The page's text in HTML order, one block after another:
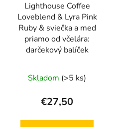
Lighthouse Coffee
Loveblend & Lyra Pink
Ruby & sviečka a med
priamo od včelára:
darčekový balíček
Skladom (>5 ks)
€27,50